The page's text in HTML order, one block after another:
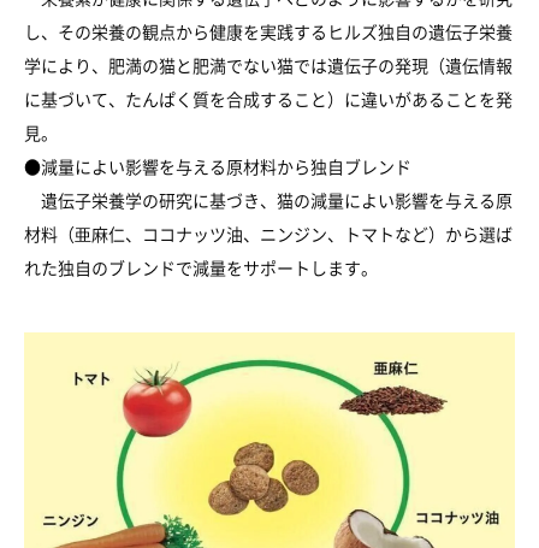
し、その栄養の観点から健康を実践するヒルズ独自の遺伝子栄養
学により、肥満の猫と肥満でない猫では遺伝子の発現（遺伝情報
に基づいて、たんぱく質を合成すること）に違いがあることを発
見。
●減量によい影響を与える原材料から独自ブレンド
遺伝子栄養学の研究に基づき、猫の減量によい影響を与える原
材料（亜麻仁、ココナッツ油、ニンジン、トマトなど）から選ば
れた独自のブレンドで減量をサポートします。